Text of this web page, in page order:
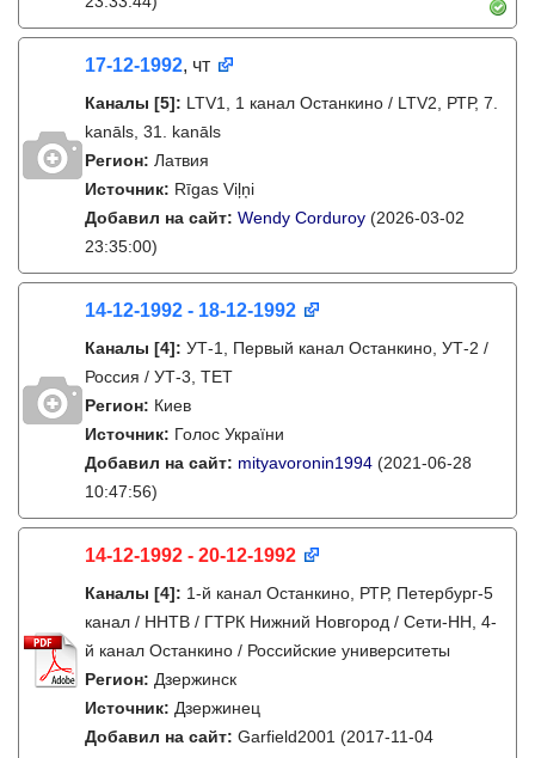
17-12-1992, чт
Каналы [5]: LTV1, 1 канал Останкино / LTV2, РТР, 7.
kanāls, 31. kanāls
Регион: Латвия
Источник: Rīgas Viļņi
Добавил на сайт: Wendy Corduroy (2026-03-02
23:35:00)
14-12-1992 - 18-12-1992
Каналы [4]: УТ-1, Первый канал Останкино, УТ-2 /
Россия / УТ-3, ТЕТ
Регион: Киев
Источник: Голос України
Добавил на сайт: mityavoronin1994 (2021-06-28
10:47:56)
14-12-1992 - 20-12-1992
Каналы [4]: 1-й канал Останкино, РТР, Петербург-5
канал / ННТВ / ГТРК Нижний Новгород / Сети-НН, 4-
й канал Останкино / Российские университеты
Регион: Дзержинск
Источник: Дзержинец
Добавил на сайт: Garfield2001 (2017-11-04